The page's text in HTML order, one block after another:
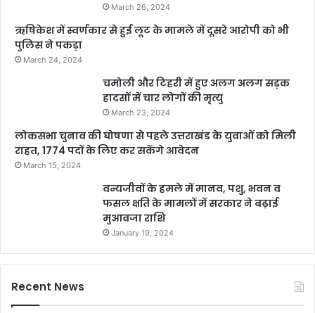
March 26, 2024
ऋषिकेश में स्वर्णकार से हुई लूट के मामले में दूसरे आरोपी को भी
पुलिस ने पकड़ा
March 24, 2024
चमोली और टिहरी में हुए अलग अलग सड़क
हादसों में चार लोगों की मृत्यु
March 23, 2024
लोकसभा चुनाव की घोषणा से पहले उत्तराखंड के युवाओं को मिली
राहत, 1774 पदों के लिए कर सकेंगे आवेदन
March 15, 2024
वन्यजीवों के हमले में मानव, पशु, भवन व
फसल क्षति के मामलों में सरकार ने बढ़ाई
मुआवजा राशि
January 19, 2024
Recent News